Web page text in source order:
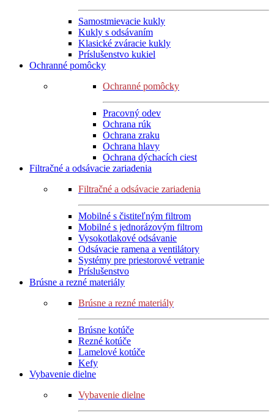
Samostmievacie kukly
Kukly s odsávaním
Klasické zváracie kukly
Príslušenstvo kukiel
Ochranné pomôcky
Ochranné pomôcky
Pracovný odev
Ochrana rúk
Ochrana zraku
Ochrana hlavy
Ochrana dýchacích ciest
Filtračné a odsávacie zariadenia
Filtračné a odsávacie zariadenia
Mobilné s čistiteľným filtrom
Mobilné s jednorázovým filtrom
Vysokotlakové odsávanie
Odsávacie ramena a ventilátory
Systémy pre priestorové vetranie
Príslušenstvo
Brúsne a rezné materiály
Brúsne a rezné materiály
Brúsne kotúče
Rezné kotúče
Lamelové kotúče
Kefy
Vybavenie dielne
Vybavenie dielne